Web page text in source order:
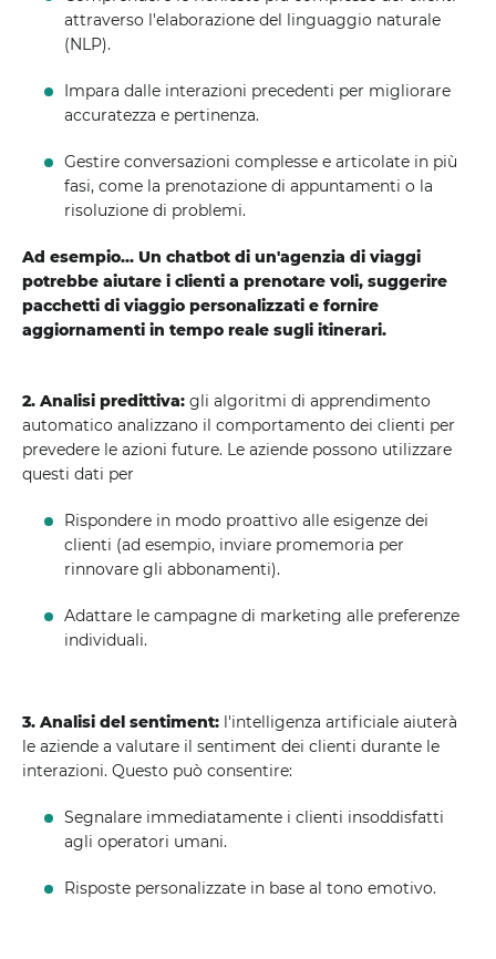
attraverso l'elaborazione del linguaggio naturale
(NLP).
Impara dalle interazioni precedenti per migliorare
accuratezza e pertinenza.
Gestire conversazioni complesse e articolate in più
fasi, come la prenotazione di appuntamenti o la
risoluzione di problemi.
Ad esempio... Un chatbot di un'agenzia di viaggi
potrebbe aiutare i clienti a prenotare voli, suggerire
pacchetti di viaggio personalizzati e fornire
aggiornamenti in tempo reale sugli itinerari.
2. Analisi predittiva: gli algoritmi di apprendimento
automatico analizzano il comportamento dei clienti per
prevedere le azioni future. Le aziende possono utilizzare
questi dati per
Rispondere in modo proattivo alle esigenze dei
clienti (ad esempio, inviare promemoria per
rinnovare gli abbonamenti).
Adattare le campagne di marketing alle preferenze
individuali.
3. Analisi del sentiment: l'intelligenza artificiale aiuterà
le aziende a valutare il sentiment dei clienti durante le
interazioni. Questo può consentire:
Segnalare immediatamente i clienti insoddisfatti
agli operatori umani.
Risposte personalizzate in base al tono emotivo.